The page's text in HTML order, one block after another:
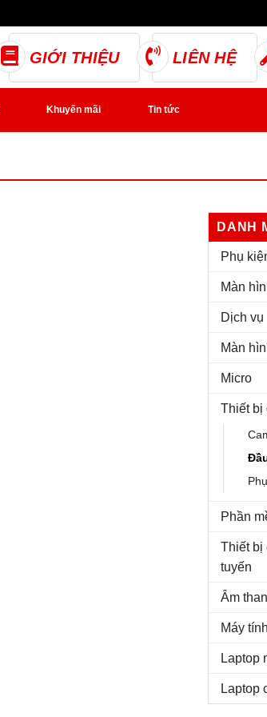
GIỚI THIỆU LIÊN HỆ
Khuyến mãi Tin tức
DANH
Phụ
Màn
Dịch vụ
Màn
Micro
Thiết bị
Phần
Thiết bị
tuyến
Âm
Máy
Laptop
Laptop